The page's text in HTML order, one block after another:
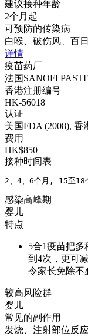
建议接种年龄
2个月起
可预防的传染病
白喉、破伤风、百
详情
疫苗药厂
法国SANOFI
香港注册编号
HK-56018
认证
美国FDA (2008), 香
费用
HK$850
接种时间表
2、4、6个月, 15至18
感染高峰期
婴儿
特点
5合1疫苗把
到4次，更可
令家长免除不
较高风险群
婴儿
常见的副作用
发烧、注射部位反